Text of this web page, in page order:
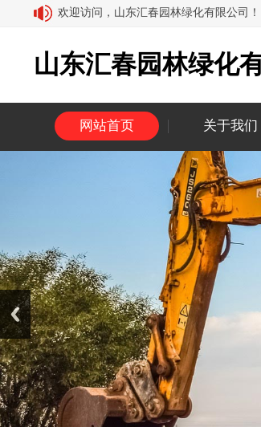
欢迎访问，山东汇春园林绿化有限公司！
山东汇春园林绿化
网站首页 关于我们